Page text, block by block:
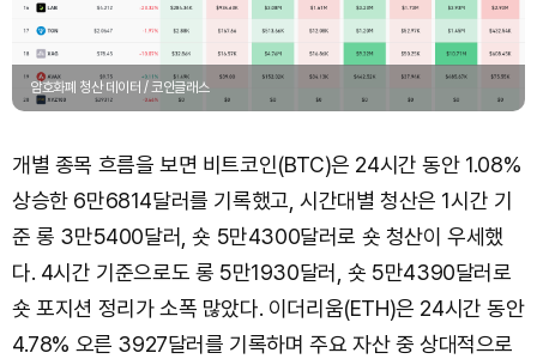
암호화폐 청산 데이터 / 코인글래스
개별 종목 흐름을 보면 비트코인(BTC)은 24시간 동안 1.08%
상승한 6만6814달러를 기록했고, 시간대별 청산은 1시간 기
준 롱 3만5400달러, 숏 5만4300달러로 숏 청산이 우세했
다. 4시간 기준으로도 롱 5만1930달러, 숏 5만4390달러로
숏 포지션 정리가 소폭 많았다. 이더리움(ETH)은 24시간 동안
4.78% 오른 3927달러를 기록하며 주요 자산 중 상대적으로